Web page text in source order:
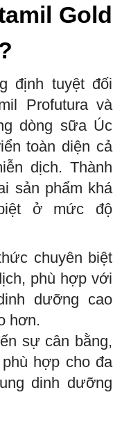
Gold
định tuyệt đối
Profutura và
dòng sữa Úc
toàn diện cả
dịch. Thành
sản phẩm khá
ở mức độ
chuyên biệt
phù hợp với
dưỡng cao
hơn.
sự cân bằng,
hợp cho đa
dinh dưỡng